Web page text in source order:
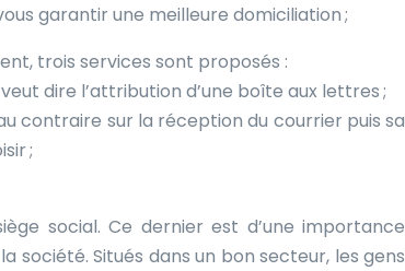
garantir une meilleure domiciliation ;
trois services sont proposés :
dire l’attribution d’une boîte aux lettres ;
contraire sur la réception du courrier puis sa
;
social. Ce dernier est d’une importance
société. Situés dans un bon secteur, les gens